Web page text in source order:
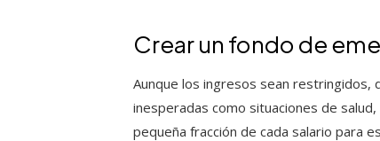
Crear un fondo de
Aunque los ingresos sean restringidos,
inesperadas como situaciones de
pequeña fracción de cada salario para